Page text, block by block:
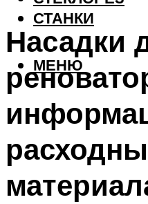
СТАНКИ
МЕНЮ
Насадки